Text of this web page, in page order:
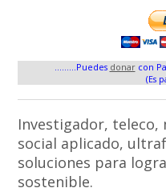
.........Puedes donarcon
(Es
Investigador,
social aplicado,
soluciones para
sostenible.